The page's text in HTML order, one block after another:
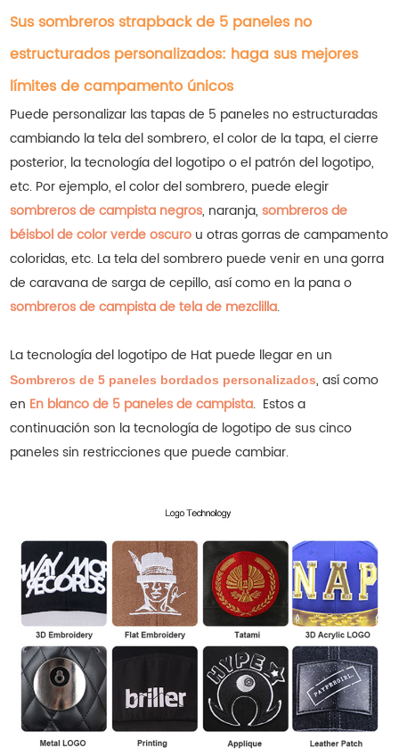
Sus sombreros strapback de 5 paneles no
estructurados personalizados: haga sus mejores
límites de campamento únicos
Puede personalizar las tapas de 5 paneles no estructuradas
cambiando la tela del sombrero, el color de la tapa, el cierre
posterior, la tecnología del logotipo o el patrón del logotipo,
etc. Por ejemplo, el color del sombrero, puede elegir
sombreros de campista negros, naranja, sombreros de
béisbol de color verde oscuro u otras gorras de campamento
coloridas, etc. La tela del sombrero puede venir en una gorra
de caravana de sarga de cepillo, así como en la pana o
sombreros de campista de tela de mezclilla.
La tecnología del logotipo de Hat puede llegar en un
Sombreros de 5 paneles bordados personalizados, así como
en En blanco de 5 paneles de campista. Estos a
continuación son la tecnología de logotipo de sus cinco
paneles sin restricciones que puede cambiar.